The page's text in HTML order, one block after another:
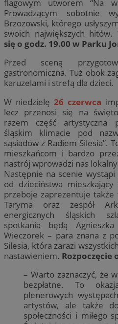
flagowym utworem “Na
Prowadzącym sobotnie
Brzozowski, którego
swoich największych hitów.
się o godz. 19.00 w Parku
Przed sceną
gastronomiczna. Tuż obok
karuzelami i strefą dla dzieci.
W niedzielę26 czerwca
lecz przenosi się na
razem część artystyczna
śląskim klimacie pod
sąsiadów z Radiem Silesia”.
mieszkańcom i bardzo
nastrój wprowadzi nas
Następnie na scenie
od dzieciństwa
przeboje zaprezentuje także
Taryma oraz zespół
energicznych śląskich
spotkania będą
Wieczorek – para znana z
Silesia, która zarazi
nastawieniem. Rozpoczęcie
– Warto zaznaczyć, że
bezpłatne. To
plenerowych
artystów, ale także
społeczności i miłego